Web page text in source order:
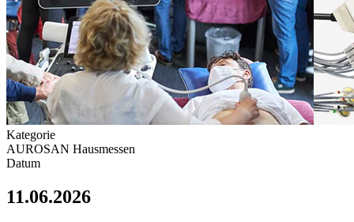
Kategorie
AUROSAN Hausmessen
Datum
11.06.2026